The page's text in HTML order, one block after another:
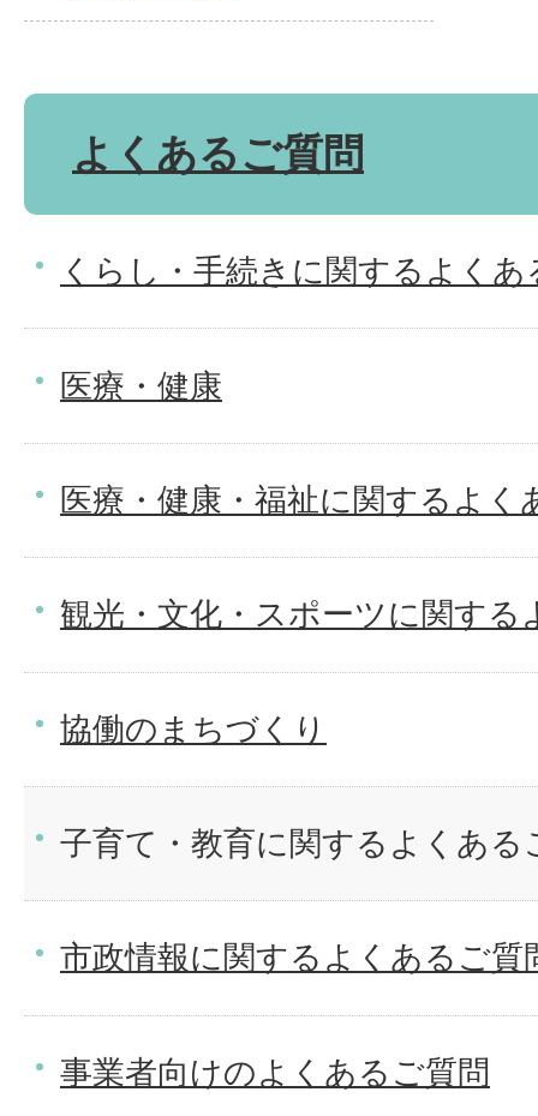
よくあるご質問
くらし・手続きに関するよくあ
医療・健康
医療・健康・福祉に関するよく
観光・文化・スポーツに関する
協働のまちづくり
子育て・教育に関するよくある
市政情報に関するよくあるご質
事業者向けのよくあるご質問